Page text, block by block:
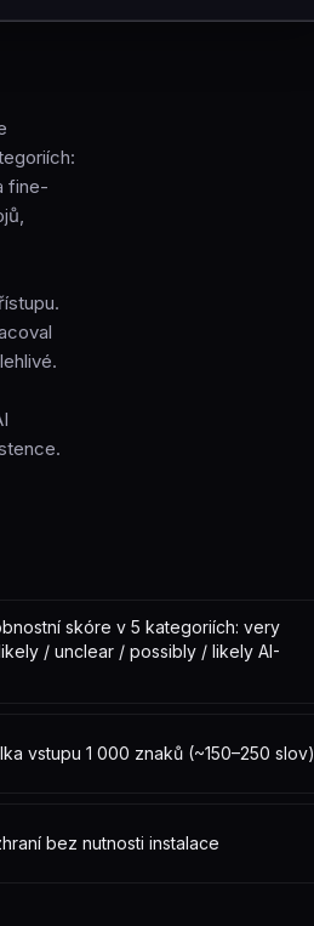
fine-
skóre v 5 kategoriích: very
/ unclear / possibly / likely AI-
vstupu 1 000 znaků (~150–250 slov)
bez nutnosti instalace